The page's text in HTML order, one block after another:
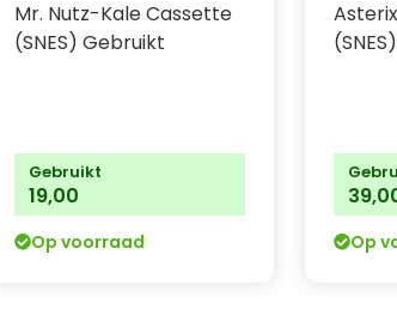
Mr. Nutz-Kale Cassette
(SNES) Gebruikt
Gebruikt
19,00
Op voorraad Op